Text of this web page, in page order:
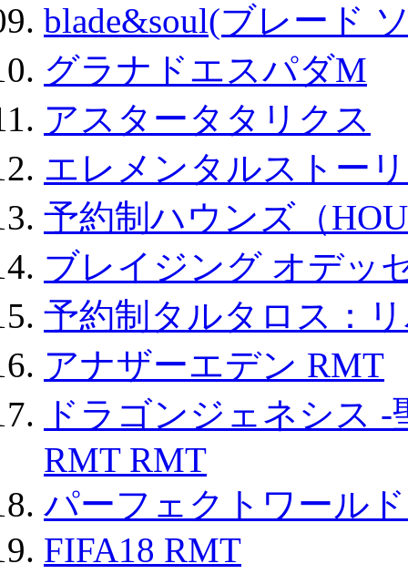
blade&soul(ブレード
グラナドエスパダM
アスタータタリクス
エレメンタルストー
予約制ハウンズ（
ブレイジング オデッ
予約制タルタロス：
アナザーエデン RMT
ドラゴンジェネシス
RMT RMT
パーフェクトワール
FIFA18 RMT